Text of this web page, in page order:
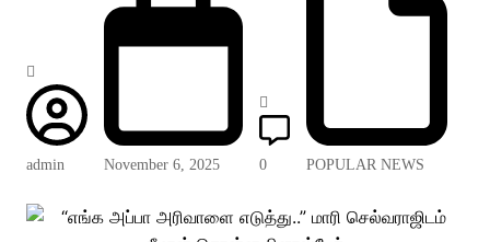
admin November 6, 2025 0 POPULAR NEWS